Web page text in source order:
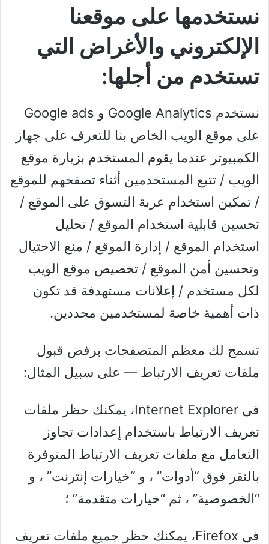
نستخدمها على موقعنا
الإلكتروني والأغراض التي
تستخدم من أجلها:
نستخدم Google Analytics و Google ads
على موقع الويب الخاص بنا للتعرف على جهاز
الكمبيوتر عندما يقوم المستخدم بزيارة موقع
الويب / تتبع المستخدمين أثناء تصفحهم للموقع
/ تمكين استخدام عربة التسوق على الموقع /
تحسين قابلية استخدام الموقع / تحليل
استخدام الموقع / إدارة الموقع / منع الاحتيال
وتحسين أمن الموقع / تخصيص موقع الويب
لكل مستخدم / إعلانات مستهدفة قد تكون
ذات أهمية خاصة لمستخدمين محددين.
تسمح لك معظم المتصفحات برفض قبول
ملفات تعريف الارتباط — على سبيل المثال:
في Internet Explorer، يمكنك حظر ملفات
تعريف الارتباط باستخدام إعدادات تجاوز
التعامل مع ملفات تعريف الارتباط المتوفرة
بالنقر فوق “أدوات” ، و “خيارات إنترنت” ، و
“الخصوصية” ، ثم “خيارات متقدمة” ؛
في Firefox، يمكنك حظر جميع ملفات تعريف